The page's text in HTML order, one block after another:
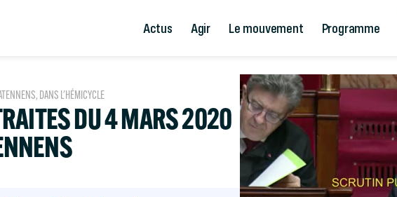
Actus Agir Le mouvement Programme
, DANS L'HÉMICYCLE
DU 4 MARS 2020